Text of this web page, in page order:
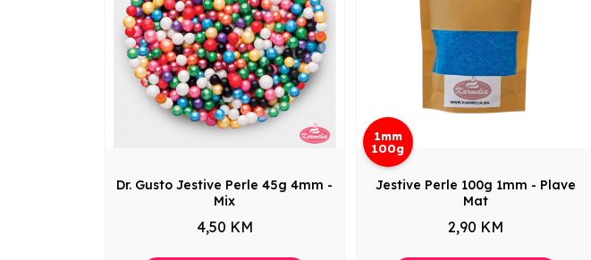
Dr. Gusto Jestive Perle 45g 4mm -
Mix
4,50 KM
1mm
100g
Jestive Perle 100g 1mm - Plave
Mat
2,90 KM